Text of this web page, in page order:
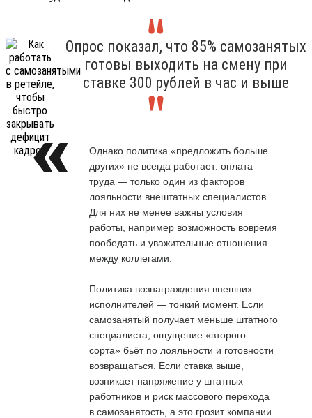
Опрос показал, что 85% самозанятых
готовы выходить на смену при
ставке 300 рублей в час и выше
Однако политика «предложить больше
других» не всегда работает: оплата
труда — только один из факторов
лояльности внештатных специалистов.
Для них не менее важны условия
работы, например возможность вовремя
пообедать и уважительные отношения
между коллегами.
Политика вознаграждения внешних
исполнителей — тонкий момент. Если
самозанятый получает меньше штатного
специалиста, ощущение «второго
сорта» бьёт по лояльности и готовности
возвращаться. Если ставка выше,
возникает напряжение у штатных
работников и риск массового перехода
в самозанятость, а это грозит компании